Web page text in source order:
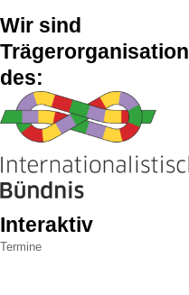
Wir sind
Trägerorganisation
des:
Interaktiv
Termine